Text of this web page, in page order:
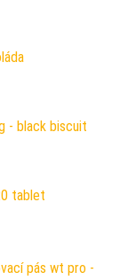
- black biscuit
tablet
pás wt pro -